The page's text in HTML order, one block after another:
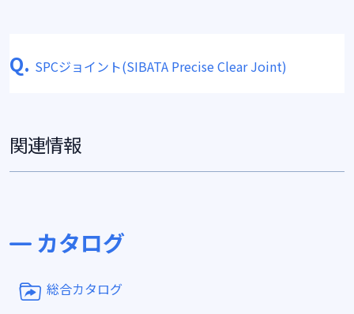
Q. SPCジョイント(SIBATA Precise Clear Joint)
関連情報
カタログ
総合カタログ